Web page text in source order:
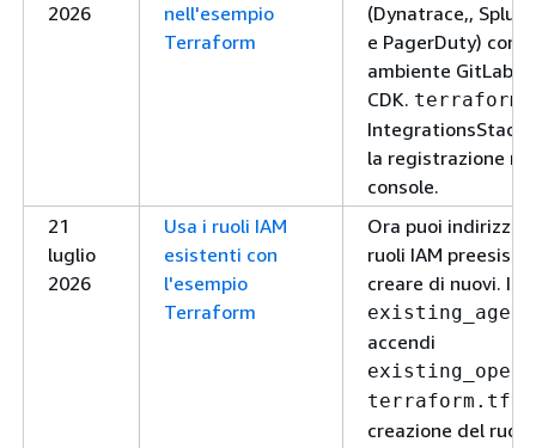
2026
nell'esempio
Terraform
(Dynatrace,,
e PagerDuty) con
ambiente GitLab,
CDK. terraform
IntegrationsStack
la registrazione
console.
21
luglio
2026
Usa i ruoli IAM
esistenti con
l'esempio
Terraform
Ora puoi
ruoli IAM
creare di nuovi.
accendi
creazione del